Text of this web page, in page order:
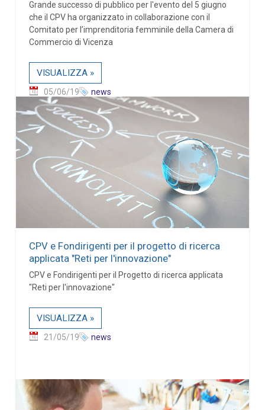
Grande successo di pubblico per l'evento del 5 giugno
che il CPV ha organizzato in collaborazione con il
Comitato per l’imprenditoria femminile della Camera di
Commercio di Vicenza
VISUALIZZA »
05/06/19 news
CPV e Fondirigenti per il progetto di ricerca
applicata "Reti per l'innovazione"
CPV e Fondirigenti per il Progetto di ricerca applicata
"Reti per l'innovazione"
VISUALIZZA »
21/05/19 news